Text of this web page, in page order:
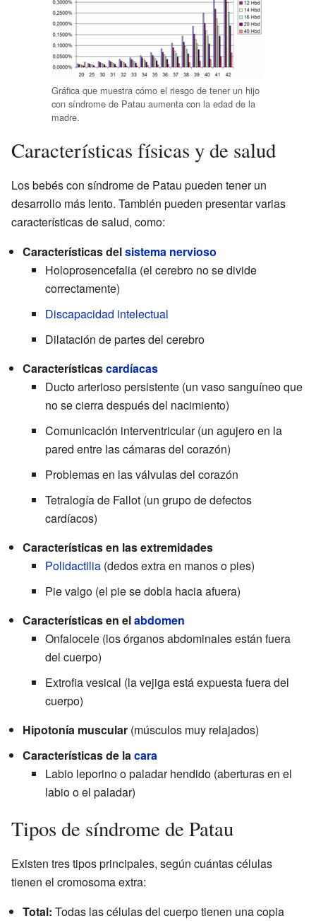
Gráfica que muestra cómo el riesgo de tener un hijo
con síndrome de Patau aumenta con la edad de la
madre.
Características físicas y de salud
Los bebés con síndrome de Patau pueden tener un
desarrollo más lento. También pueden presentar varias
características de salud, como:
Características delsistema nervioso
Holoprosencefalia (el cerebro no se divide
correctamente)
Discapacidad intelectual
Dilatación de partes del cerebro
Característicascardíacas
Ducto arterioso persistente (un vaso sanguíneo que
no se cierra después del nacimiento)
Comunicación interventricular (un agujero en la
pared entre las cámaras del corazón)
Problemas en las válvulas del corazón
Tetralogía de Fallot (un grupo de defectos
cardíacos)
Características en las extremidades
Polidactilia (dedos extra en manos o pies)
Pie valgo (el pie se dobla hacia afuera)
Características en elabdomen
Onfalocele (los órganos abdominales están fuera
del cuerpo)
Extrofia vesical (la vejiga está expuesta fuera del
cuerpo)
Hipotonía muscular (músculos muy relajados)
Características de lacara
Labio leporino o paladar hendido (aberturas en el
labio o el paladar)
Tipos de síndrome de Patau
Existen tres tipos principales, según cuántas células
tienen el cromosoma extra:
Total: Todas las células del cuerpo tienen una copia